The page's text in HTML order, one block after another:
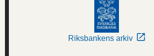
Riksbankens arkiv